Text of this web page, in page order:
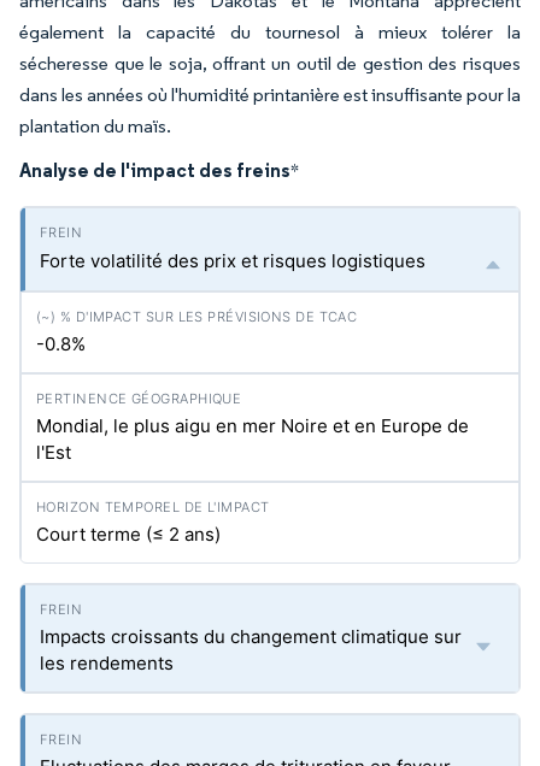
également la capacité du tournesol à mieux tolérer la
sécheresse que le soja, offrant un outil de gestion des risques
dans les années où l'humidité printanière est insuffisante pour la
plantation du maïs.
Analyse de l'impact des freins*
Forte volatilité des prix et risques logistiques
-0.8%
Mondial, le plus aigu en mer Noire et en Europe de
l'Est
Court terme (≤ 2 ans)
Impacts croissants du changement climatique sur
les rendements